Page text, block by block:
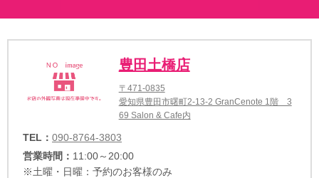
豊田土橋店
〒471-0835
愛知県豊田市曙町2-13-2 GranCenote 1階 3
69 Salon & Cafe内
TEL： 090-8764-3803
営業時間： 11:00～20:00
※土曜・日曜：予約のお客様のみ